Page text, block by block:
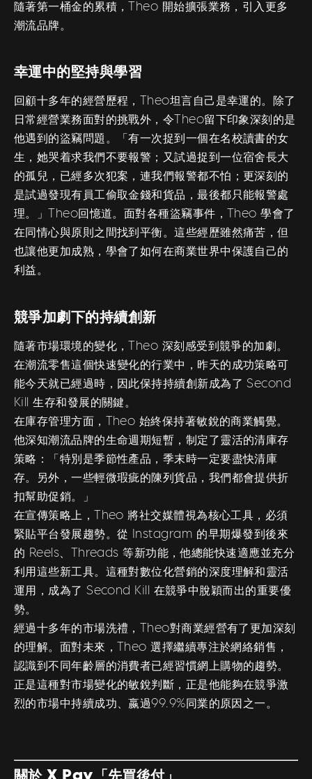
隨著第一桶金的累積，Theo 開始擴張業務，引入更多
潮流品牌。
幸運中的堅持與學習
回顧十多年的經營歷程，Theo坦言自己是幸運的。除了
日常經營業務面對的挑戰外，令Theo留下印象深刻的是
他遇到的盜竊問題。「有一次捉到一個在名校讀書的女
生，她哭着求我們不要報警；又試過捉到一位宿舍長大
的孤兒，已經多次犯案，連我們報警都不怕；更深刻的
是試過發現有員工偷取金錢和貨品，最後都只能報警處
理。」Theo回憶道。面對各種盜竊事件，Theo 學會了
在同情心與原則之間找到平衡。這些經歷雖然痛苦，但
也讓他更加成熟，學會了如何在商業世界中保護自己的
利益。
競爭加劇下的持續創新
隨著市場環境的變化，Theo 深刻感受到競爭的加劇。
在潮流零售這個快速變化的行業中，昨天的成功策略可
能今天就已經過時，因此保持持續創新成為了 Second
Kill 生存和發展的關鍵。
在庫存管理方面，Theo 始終保持著敏銳的商業觸覺。
他深知潮流品牌的生命週期短暫，制定了靈活的清庫存
策略：「特別是季節性產品，季末時一定要盡快清庫
存。另外，一些輕微瑕疵的陳列貨品，我們都會提供折
扣幫助促銷。」
在宣傳策略上，Theo 將社交媒體視為核心工具，必須
緊貼平台發展趨勢。從 Instagram 的早期爆發到後來
的 Reels、Threads 等新功能，他總能快速適應並充分
利用這些新工具。這種對數位化營銷的深度理解和靈活
運用，成為了 Second Kill 在競爭中脫穎而出的重要優
勢。
經過十多年的市場洗禮，Theo對商業經營有了更加深刻
的理解。面對未來，Theo 選擇繼續專注於網絡銷售，
認識到不同年齡層的消費者已經習慣網上購物的趨勢。
正是這種對市場變化的敏銳判斷，正是他能夠在競爭激
烈的市場中持續成功、嬴過99.9%同業的原因之一。
關於 X Pay「先買後付」